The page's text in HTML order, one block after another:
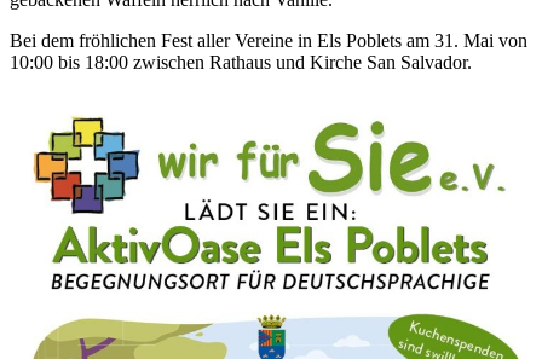
Bei dem fröh­li­chen Fest aller Ver­ei­ne in Els Poblets am 31. Mai von
10:00 bis 18:00 zwi­schen Rat­haus und Kir­che San Sal­va­dor.